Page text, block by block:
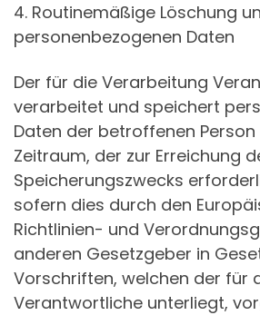
4. Routinemäßige Löschung
personenbezogenen Daten
Der für die Verarbeitung
verarbeitet und speichert
Daten der betroffenen
Zeitraum, der zur Erreichung
Speicherungszwecks
sofern dies durch den
Richtlinien- und
anderen Gesetzgeber in
Vorschriften, welchen der für
Verantwortliche unterliegt,